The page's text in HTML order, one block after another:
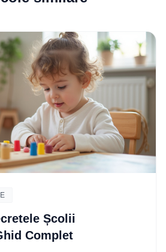
Școlii
Complet